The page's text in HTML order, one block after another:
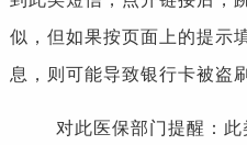
似，但如果按页面上的提示
息，则可能导致银行卡被盗刷
对此医保部门提醒：此